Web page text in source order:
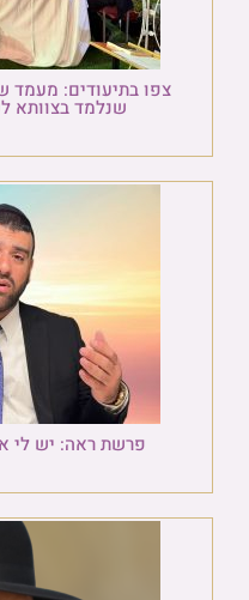
צפו בתיעודים: מעמד
שנלמד בצוותא
פרשת ראה: יש לי